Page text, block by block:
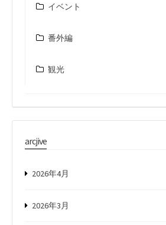
イベント
番外編
観光
arcjive
2026年4月
2026年3月